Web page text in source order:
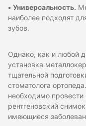
• Универсальность.
наиболее подходят
зубов.
Однако, как и любой
установка
тщательной
стоматолога
необходимо провести
рентгеновский
имеющиеся